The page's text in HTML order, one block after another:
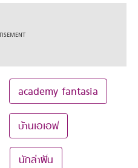
academy fantasia
บ้านเอเอฟ
นักล่าฝัน